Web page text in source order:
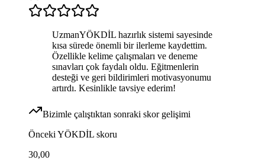
UzmanYÖKDİL hazırlık sistemi sayesinde
kısa sürede önemli bir ilerleme kaydettim.
Özellikle kelime çalışmaları ve deneme
sınavları çok faydalı oldu. Eğitmenlerin
desteği ve geri bildirimleri motivasyonumu
artırdı. Kesinlikle tavsiye ederim!
Bizimle çalıştıktan sonraki skor gelişimi
Önceki YÖKDİL skoru
30,00